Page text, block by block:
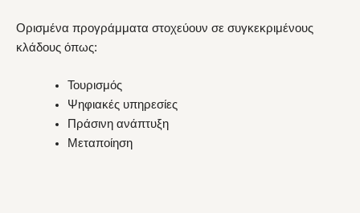
Ορισμένα προγράμματα στοχεύουν σε συγκεκριμένους
κλάδους όπως:
Τουρισμός
Ψηφιακές υπηρεσίες
Πράσινη ανάπτυξη
Μεταποίηση